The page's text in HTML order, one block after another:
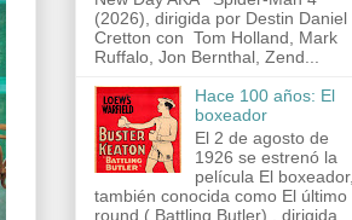
(2026), dirigida por Destin Daniel
Cretton con Tom Holland, Mark
Ruffalo, Jon Bernthal, Zend...
Hace 100 años: El
boxeador
El 2 de agosto de
1926 se estrenó la
película El boxeador,
también conocida como El último
round ( Battling Butler) , dirigida